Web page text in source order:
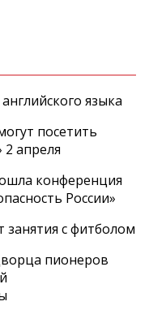
языка
посетить
апреля
конференция
России»
с фитболом
пионеров